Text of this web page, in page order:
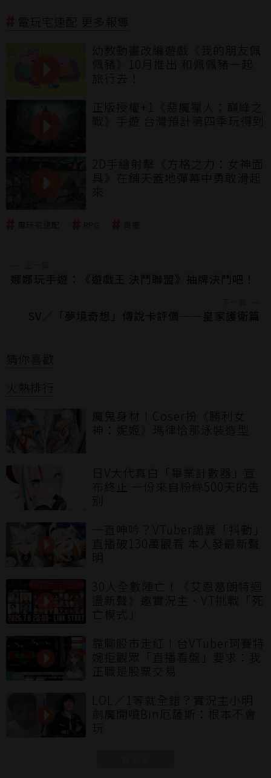
電玩宅速配 更多報導
幼教動畫改編遊戲《我的朋友佩
佩豬》10月推出 和佩佩豬一起
旅行去！
正版授權+1《惡魔獵人：巔峰之
戰》手遊 台灣預計第四季玩得到
2D手繪射擊《方格之力：女神面
具》在鋪天蓋地彈幕中勇敢滑起
來
電玩宅速配 RPG 頁遊
娜娜玩手遊：《遊戲王 決鬥聯盟》抽牌決鬥吧！
SV／「夢境奇想」傳說卡評價──皇家護衛篇
猜你喜歡
火熱排行
魔鬼身材！Coser扮《勝利女
神：妮姬》瑪律恰那泳裝造型
日V大代真白「畢業計數器」宣
布終止 一份來自粉絲500天的告
別
一直呻吟？VTuber詭異「抖動」
直播破130萬觀看 本人發最新聲
明
30人全數陣亡！《艾恩葛朗特迴
盪新聲》邀實況主、VT挑戰「死
亡模式」
靠聊股市走紅！台VTuber珂賽特
婉拒觀眾「直播看盤」要求：我
正職是股票交易
LOL／1等就全錯？實況主小明
劍魔開噴Bin厄薩斯：根本不會
玩